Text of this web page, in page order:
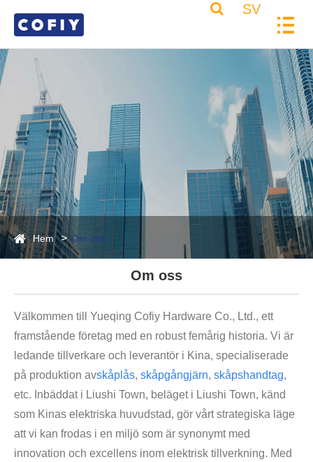
SV
Hem Om oss
Om oss
Välkommen till Yueqing Cofiy Hardware Co., Ltd., ett
framstående företag med en robust femårig historia. Vi är
ledande tillverkare och leverantör i Kina, specialiserade
på produktion avskåplås, skåpgångjärn, skåpshandtag,
etc. Inbäddat i Liushi Town, beläget i Liushi Town, känd
som Kinas elektriska huvudstad, gör vårt strategiska läge
att vi kan frodas i en miljö som är synonymt med
innovation och excellens inom elektrisk tillverkning. Med